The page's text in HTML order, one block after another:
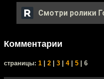
Смотри ролики
Комментарии
cтраницы: 1 2 3 4| 5 | 6